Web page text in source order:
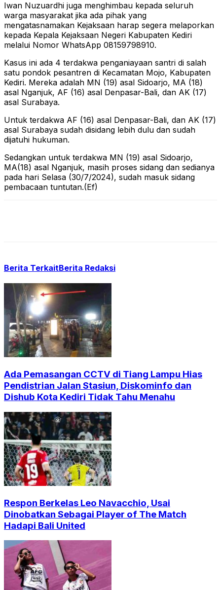
Iwan Nuzuardhi juga menghimbau kepada seluruh
warga masyarakat jika ada pihak yang
mengatasnamakan Kejaksaan harap segera melaporkan
kepada Kepala Kejaksaan Negeri Kabupaten Kediri
melalui Nomor WhatsApp 08159798910.
Kasus ini ada 4 terdakwa penganiayaan santri di salah
satu pondok pesantren di Kecamatan Mojo, Kabupaten
Kediri. Mereka adalah MN (19) asal Sidoarjo, MA (18)
asal Nganjuk, AF (16) asal Denpasar-Bali, dan AK (17)
asal Surabaya.
Untuk terdakwa AF (16) asal Denpasar-Bali, dan AK (17)
asal Surabaya sudah disidang lebih dulu dan sudah
dijatuhi hukuman.
Sedangkan untuk terdakwa MN (19) asal Sidoarjo,
MA(18) asal Nganjuk, masih proses sidang dan sedianya
pada hari Selasa (30/7/2024), sudah masuk sidang
pembacaan tuntutan.(Ef)
Berita TerkaitBerita Redaksi
Ada Pemasangan CCTV di Tiang Lampu Hias
Pendistrian Jalan Stasiun, Diskominfo dan
Dishub Kota Kediri Tidak Tahu Menahu
Respon Berkelas Leo Navacchio, Usai
Dinobatkan Sebagai Player of The Match
Hadapi Bali United